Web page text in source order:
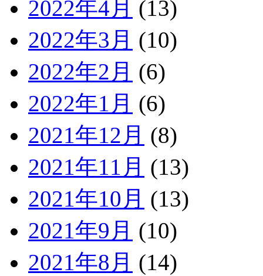
2022年4月 (13)
2022年3月 (10)
2022年2月 (6)
2022年1月 (6)
2021年12月 (8)
2021年11月 (13)
2021年10月 (13)
2021年9月 (10)
2021年8月 (14)